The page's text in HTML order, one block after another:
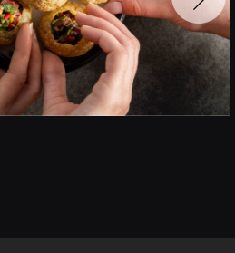
הקודמת